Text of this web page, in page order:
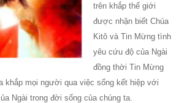
trên khắp thế giới
được nhận biết Chúa
Kitô và Tin Mừng tình
yêu cứu độ của Ngài
đồng thời Tin Mừng
khắp mọi người qua việc sống kết hiệp với
Ngài trong đời sống của chúng ta.